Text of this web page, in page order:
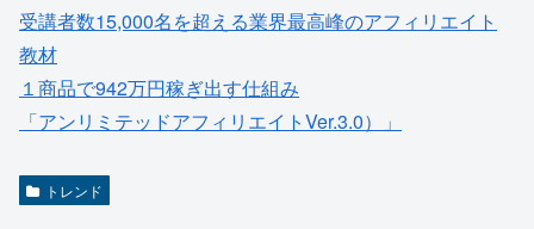
受講者数15,000名を超える業界最高峰のアフィリエイト
教材
１商品で942万円稼ぎ出す仕組み
「アンリミテッドアフィリエイトVer.3.0）」
トレンド